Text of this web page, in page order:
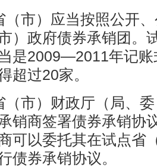
（市）应当按照公开
）政府债券承销团。
是2009—2011年记
超过20家。
（市）财政厅（局、
销商签署债券承销协
可以委托其在试点省
债券承销协议。